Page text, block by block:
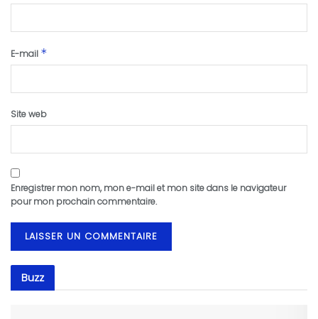
E-mail *
Site web
Enregistrer mon nom, mon e-mail et mon site dans le navigateur
pour mon prochain commentaire.
Buzz